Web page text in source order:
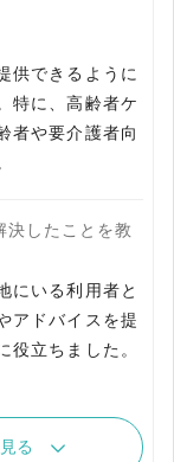
供できるように
特に、高齢者ケ
者や要介護者向
決したことを教
にいる利用者と
アドバイスを提
役立ちました。
る